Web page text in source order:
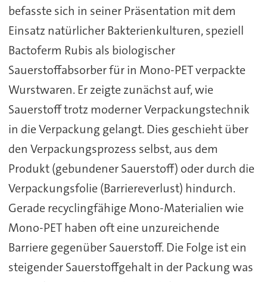
befasste sich in seiner Präsentation mit dem
Einsatz natürlicher Bakterienkulturen, speziell
Bactoferm Rubis als biologischer
Sauerstoffabsorber für in Mono-PET verpackte
Wurstwaren. Er zeigte zunächst auf, wie
Sauerstoff trotz moderner Verpackungstechnik
in die Verpackung gelangt. Dies geschieht über
den Verpackungsprozess selbst, aus dem
Produkt (gebundener Sauerstoff) oder durch die
Verpackungsfolie (Barriereverlust) hindurch.
Gerade recyclingfähige Mono-Materialien wie
Mono-PET haben oft eine unzureichende
Barriere gegenüber Sauerstoff. Die Folge ist ein
steigender Sauerstoffgehalt in der Packung was